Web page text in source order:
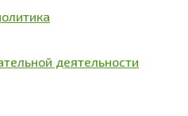
деятельности